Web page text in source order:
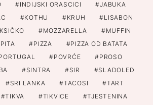
INDIJSKI ORASCICI
JABUKA
KOTHU KRUH
LISABON
MOZZARELLA
MUFFIN
PITA PIZZA
PIZZA OD BATATA
POVRĆE
PROSO
SINTRA SIR
SLADOLED
SRI LANKA TACOSI
TART
TIKVA TIKVICE
TJESTENINA